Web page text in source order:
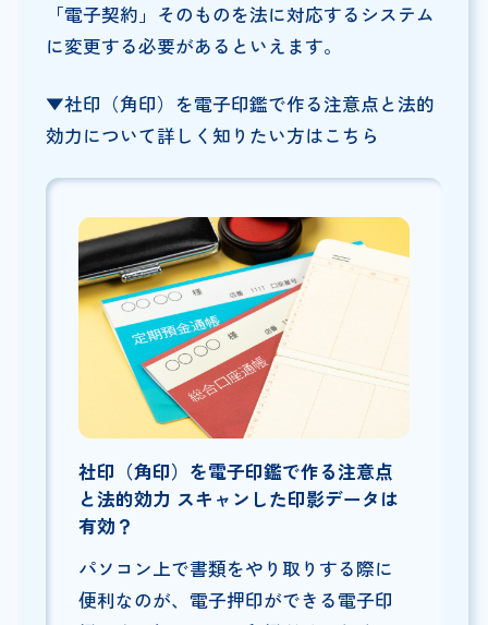
「電子契約」そのものを法に対応するシステム
に変更する必要があるといえます。
▼社印（角印）を電子印鑑で作る注意点と法的
効力について詳しく知りたい方はこちら
社印（角印）を電子印鑑で作る注意点
と法的効力 スキャンした印影データは
有効？
パソコン上で書類をやり取りする際に
便利なのが、電子押印ができる電子印